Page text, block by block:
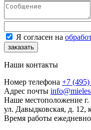
Я согласен на
заказать
Наши контакты
Номер телефона +7
Адрес почты
Наше местоположение
ул. Давыдковская, д. 12,
Время работы